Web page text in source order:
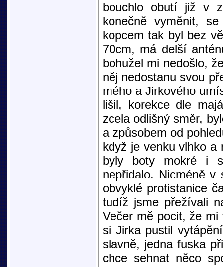
bouchlo obutí již v
konečně vyměnit,
kopcem tak byl bez
70cm, má delší
bohužel mi nedošlo,
něj nedostanu svou
mého a Jirkového
lišil, korekce dle
zcela odlišný směr,
a způsobem od
když je venku vlhko a
byly boty mokré i
nepřidalo. Nicméně
obvyklé protistanice
tudíž jsme přežívali
Večer mě pocit, že
si Jirka pustil
slavně, jedna fuska
chce sehnat něco